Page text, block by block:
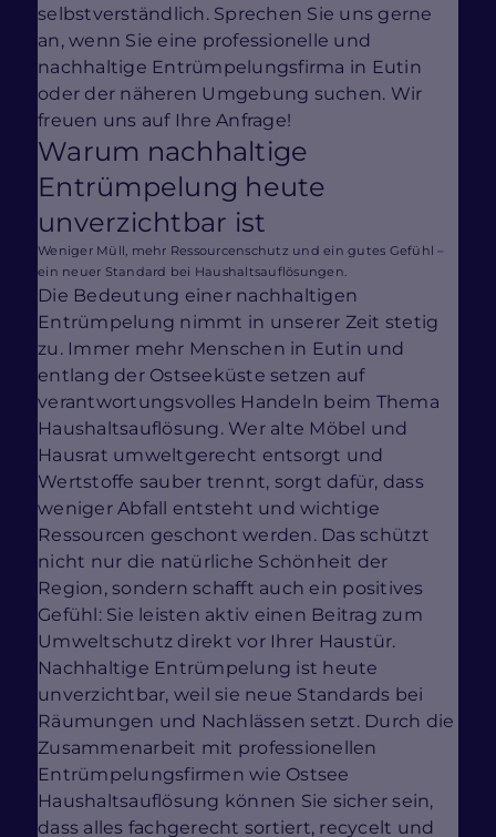
selbstverständlich. Sprechen Sie uns gerne
an, wenn Sie eine professionelle und
nachhaltige Entrümpelungsfirma in Eutin
oder der näheren Umgebung suchen. Wir
freuen uns auf Ihre Anfrage!
Warum nachhaltige
Entrümpelung heute
unverzichtbar ist
Weniger Müll, mehr Ressourcenschutz und ein gutes Gefühl –
ein neuer Standard bei Haushaltsauflösungen.
Die Bedeutung einer nachhaltigen
Entrümpelung nimmt in unserer Zeit stetig
zu. Immer mehr Menschen in Eutin und
entlang der Ostseeküste setzen auf
verantwortungsvolles Handeln beim Thema
Haushaltsauflösung. Wer alte Möbel und
Hausrat umweltgerecht entsorgt und
Wertstoffe sauber trennt, sorgt dafür, dass
weniger Abfall entsteht und wichtige
Ressourcen geschont werden. Das schützt
nicht nur die natürliche Schönheit der
Region, sondern schafft auch ein positives
Gefühl: Sie leisten aktiv einen Beitrag zum
Umweltschutz direkt vor Ihrer Haustür.
Nachhaltige Entrümpelung ist heute
unverzichtbar, weil sie neue Standards bei
Räumungen und Nachlässen setzt. Durch die
Zusammenarbeit mit professionellen
Entrümpelungsfirmen wie Ostsee
Haushaltsauflösung können Sie sicher sein,
dass alles fachgerecht sortiert, recycelt und